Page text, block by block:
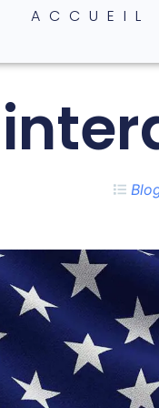
ACCUEIL